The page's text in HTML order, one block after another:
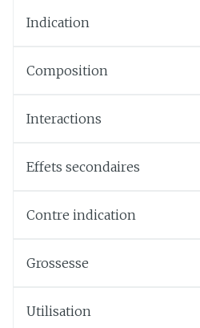
Indication
Composition
Interactions
Effets secondaires
Contre indication
Grossesse
Utilisation